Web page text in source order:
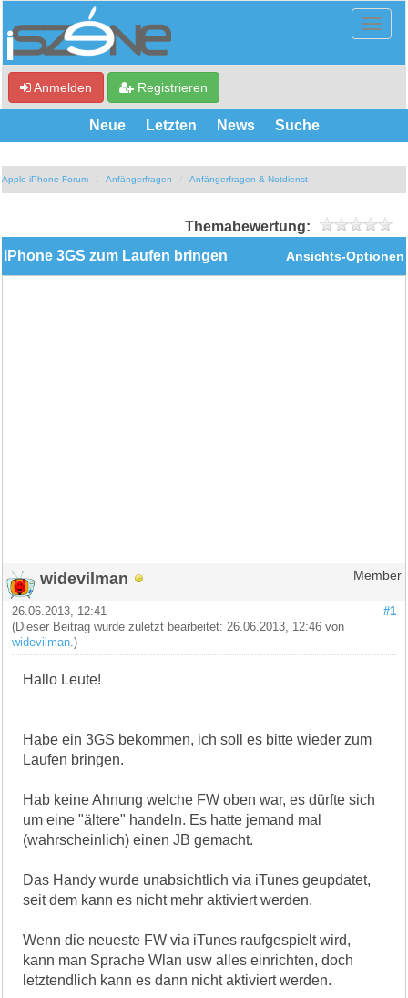
Anmelden Registrieren
Neue Letzten News Suche
Apple iPhone Forum Anfängerfragen Anfängerfragen & Notdienst
Themabewertung:
Ansichts-Optionen
iPhone 3GS zum Laufen bringen
widevilman Member
#1
26.06.2013, 12:41
(Dieser Beitrag wurde zuletzt bearbeitet: 26.06.2013, 12:46 von
widevilman .)
Hallo Leute!
Habe ein 3GS bekommen, ich soll es bitte wieder zum
Laufen bringen.
Hab keine Ahnung welche FW oben war, es dürfte sich
um eine "ältere" handeln. Es hatte jemand mal
(wahrscheinlich) einen JB gemacht.
Das Handy wurde unabsichtlich via iTunes geupdatet,
seit dem kann es nicht mehr aktiviert werden.
Wenn die neueste FW via iTunes raufgespielt wird,
kann man Sprache Wlan usw alles einrichten, doch
letztendlich kann es dann nicht aktiviert werden.